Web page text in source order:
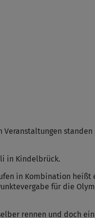
in Kindelbrück.
in Kombination heißt
für die
rennen und doch